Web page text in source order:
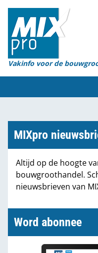
Vakinfo voor de
Home
Magazines
Organisaties
Marktcijfers
Partners
MIXpro
Altijd op de hoogte
bouwgroothandel.
nieuwsbrieven van
Word abonnee